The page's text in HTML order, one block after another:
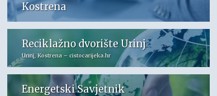
Kostrena
Reciklažno dvorište Urinj
Urinj, Kostrena – cistocarijeka.hr
Energetski Savjetnik